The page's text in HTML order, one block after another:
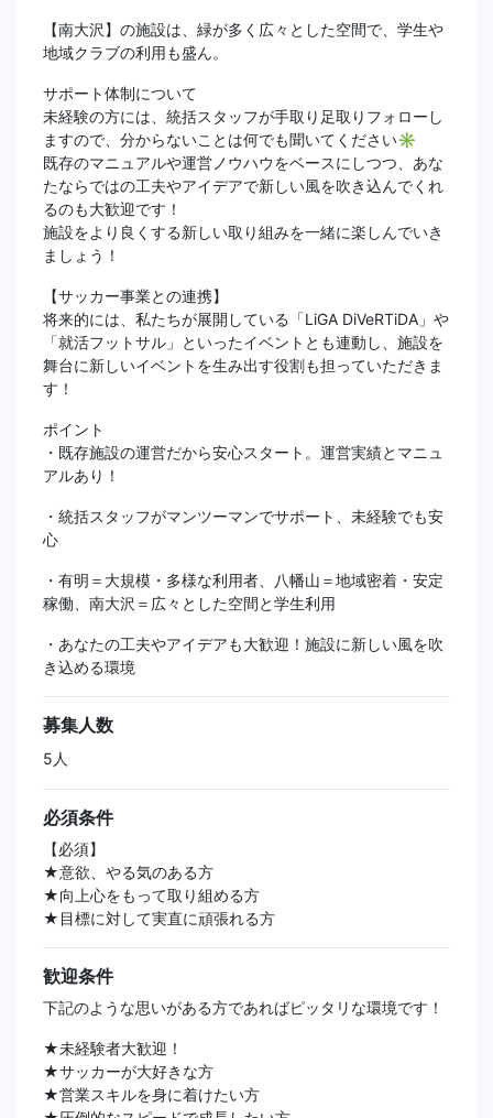
【南大沢】の施設は、緑が多く広々とした空間で、学生や
地域クラブの利用も盛ん。
サポート体制について
未経験の方には、統括スタッフが手取り足取りフォローし
ますので、分からないことは何でも聞いてください✳︎
既存のマニュアルや運営ノウハウをベースにしつつ、あな
たならではの工夫やアイデアで新しい風を吹き込んでくれ
るのも大歓迎です！
施設をより良くする新しい取り組みを一緒に楽しんでいき
ましょう！
【サッカー事業との連携】
将来的には、私たちが展開している「LiGA DiVeRTiDA」や
「就活フットサル」といったイベントとも連動し、施設を
舞台に新しいイベントを生み出す役割も担っていただきま
す！
ポイント
・既存施設の運営だから安心スタート。運営実績とマニュ
アルあり！
・統括スタッフがマンツーマンでサポート、未経験でも安
心
・有明＝大規模・多様な利用者、八幡山＝地域密着・安定
稼働、南大沢＝広々とした空間と学生利用
・あなたの工夫やアイデアも大歓迎！施設に新しい風を吹
き込める環境
募集人数
5人
必須条件
【必須】
★意欲、やる気のある方
★向上心をもって取り組める方
★目標に対して実直に頑張れる方
歓迎条件
下記のような思いがある方であればピッタリな環境です！
★未経験者大歓迎！
★サッカーが大好きな方
★営業スキルを身に着けたい方